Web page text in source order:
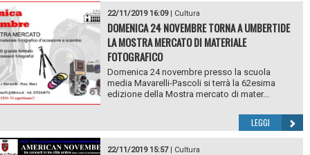
22/11/2019 16:09| Cultura
DOMENICA 24 NOVEMBRE TORNA A UMBERTIDE
LA MOSTRA MERCATO DI MATERIALE
FOTOGRAFICO
Domenica 24 novembre presso la scuola
media Mavarelli-Pascoli si terrà la 62esima
edizione della Mostra mercato di mater...
LEGGI
22/11/2019 15:57| Cultura